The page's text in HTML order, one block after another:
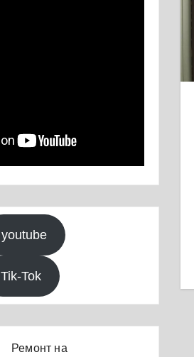
youtube
Tik-Tok
Ремонт на